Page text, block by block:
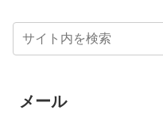
メール